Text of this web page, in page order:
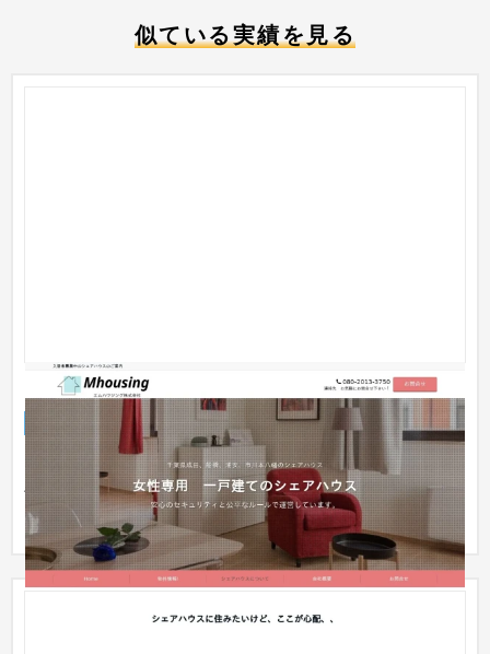
似ている実績を見る
シェアハウスのランディングサイト
ランディングページ 不動産・マンション 〜30万円
シェアハウスの募集ページです。 千葉県エリアで複数のシェア
ハウスを運営されているクライアントからの依頼で制作してい
ます。